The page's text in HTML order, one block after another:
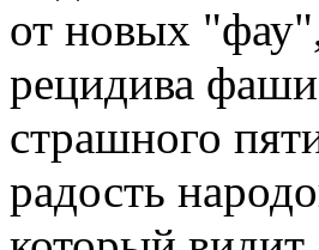
от новых
рецидива
страшного
радость